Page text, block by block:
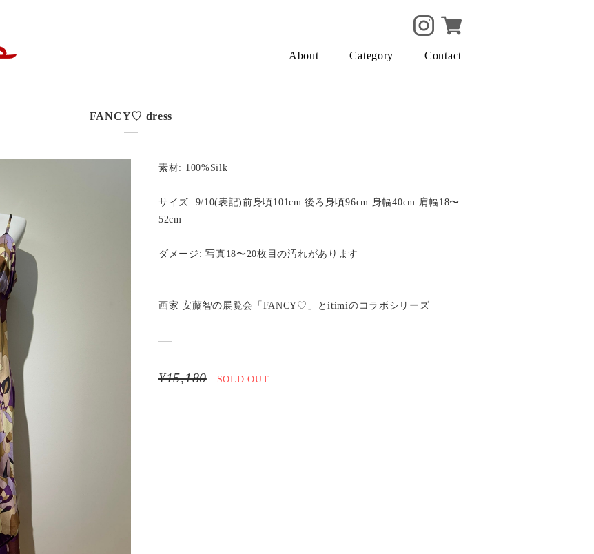
About Category Contact
FANCY♡ dress
素材: 100%Silk
サイズ: 9/10(表記)前身頃101cm 後ろ身頃96cm 身幅40cm 肩幅18〜
52cm
ダメージ: 写真18〜20枚目の汚れがあります
画家 安藤智の展覧会「FANCY♡」とitimiのコラボシリーズ
¥15,180 SOLD OUT